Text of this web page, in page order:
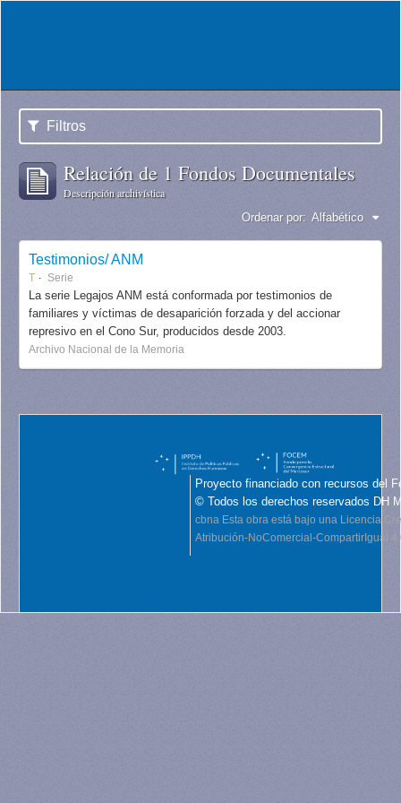
Filtros
Relación de 1 Fondos Documentales
Descripción archivística
Ordenar por: Alfabético
Testimonios/ ANM
T Serie
La serie Legajos ANM está conformada por testimonios de
familiares y víctimas de desaparición forzada y del accionar
represivo en el Cono Sur, producidos desde 2003.
Archivo Nacional de la Memoria
Proyecto financiado con recursos del
© Todos los derechos reservados DH
cbna Esta obra está bajo una Licencia
Atribución-NoComercial-CompartirIgual